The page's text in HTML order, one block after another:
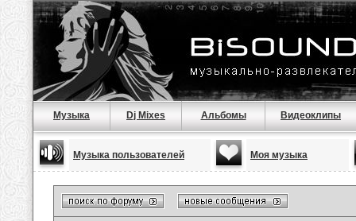
Музыка Dj Mixes Альбомы Видеоклипы
Музыка пользователей Моя музыка